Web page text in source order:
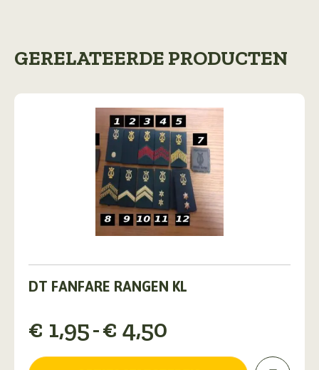
GERELATEERDE PRODUCTEN
DT FANFARE RANGEN KL
€ 1,95-€ 4,50
product
variaties.
Deze
kan